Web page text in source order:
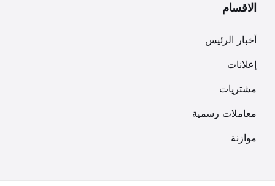
الاقسام
أخبار الرئيس
إعلانات
مشتريات
معاملات رسمية
موازنة